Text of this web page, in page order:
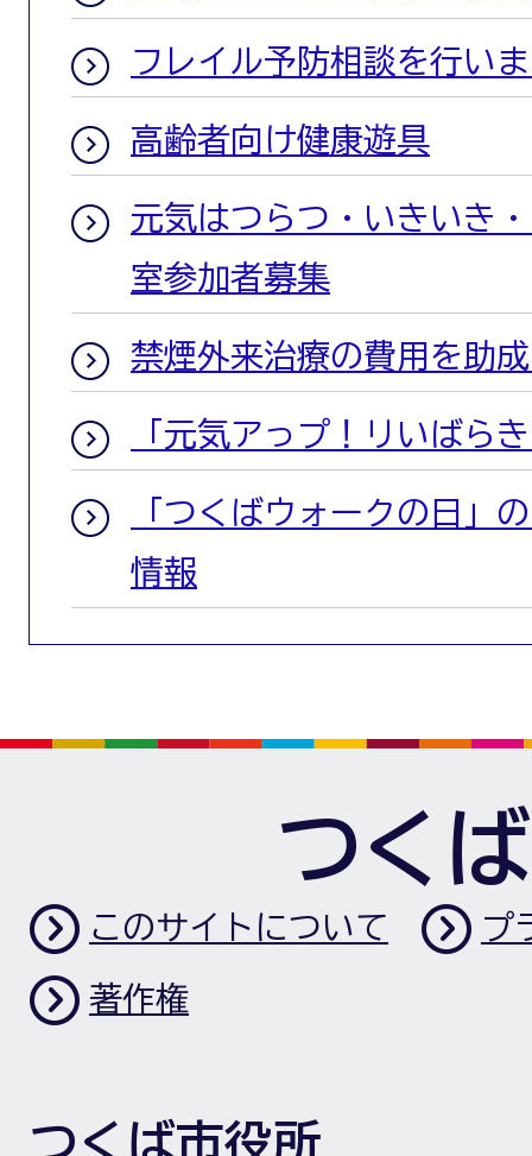
フレイル予防相談を行い
高齢者向け健康遊具
元気はつらつ・いきいき
室参加者募集
禁煙外来治療の費用を助
「元気アっプ！リいばら
「つくばウォークの日」
情報
つく
このサイトについて プ
著作権
つくば市役所